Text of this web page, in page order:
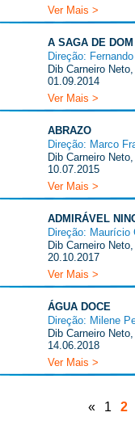
Ver Mais >
A SAGA DE
Direção:
Dib Carneiro
01.09.2014
Ver Mais >
ABRAZO
Direção: Marco
Dib Carneiro
10.07.2015
Ver Mais >
ADMIRÁVEL
Direção: Maurício
Dib Carneiro
20.10.2017
Ver Mais >
ÁGUA DOCE
Direção: Milene
Dib Carneiro
14.06.2018
Ver Mais >
« 1 2